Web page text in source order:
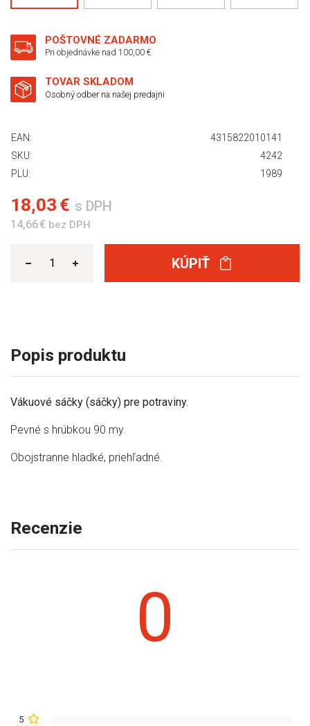
POŠTOVNÉ ZADARMO
Pri objednávke nad 100,00 €
TOVAR SKLADOM
Osobný odber na našej predajni
EAN:
4315822010141
SKU:
4242
PLU:
1989
18,03 € s DPH
14,66 € bez DPH
KÚPIŤ
Popis produktu
Vákuové sáčky (sáčky) pre potraviny.
Pevné s hrúbkou 90 my.
Obojstranne hladké, priehľadné.
Recenzie
0
5